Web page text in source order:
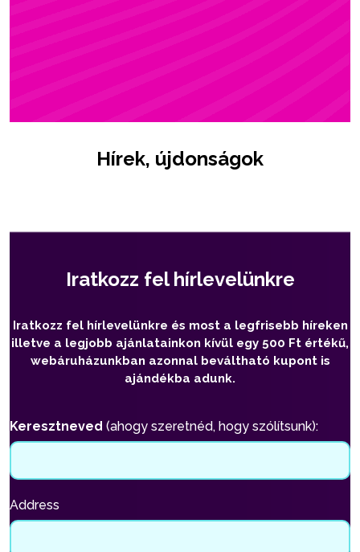
Hírek, újdonságok
Iratkozz fel hírlevelünkre
Iratkozz fel hírlevelünkre és most a legfrisebb híreken
illetve a legjobb ajánlatainkon kívül egy 500 Ft értékű,
webáruházunkban azonnal beváltható kupont is
ajándékba adunk.
Keresztneved (ahogy szeretnéd, hogy szólítsunk):
Address